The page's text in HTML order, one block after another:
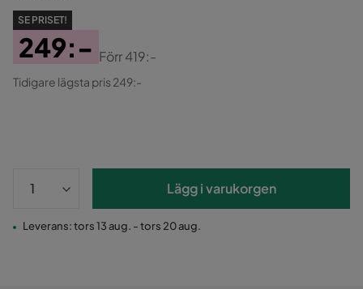
SE PRISET!
Pris
249:-
Original
Förr419:-
Tidigare lägsta pris 249:-
Lägg i varukorgen
Leverans: tors 13 aug. - tors 20 aug.